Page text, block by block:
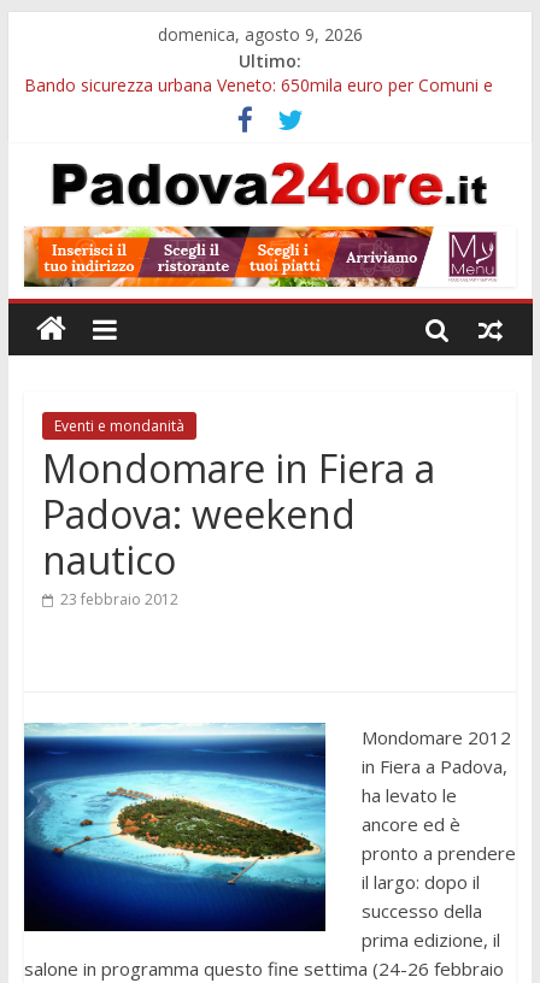
domenica, agosto 9, 2026
Ultimo:
Bando sicurezza urbana Veneto: 650mila euro per Comuni e
Restauro 2026, chiuse le domande: 2,5 milioni per formare
nuove competenze in Veneto
Calici di Stelle Arzergrande: astronomia, musica e sapori al
Notizie di Padova alle ore 10: censimento a Monselice, arresto
antidroga e siccità
Notizie di Padova alle ore 23: maltrattamenti, arresto a
Limena e progetto Cool Shop
Eventi e mondanità
Mondomare in Fiera a
Padova: weekend
nautico
23 febbraio 2012
Mondomare 2012
in Fiera a Padova,
ha levato le
ancore ed è
pronto a prendere
il largo: dopo il
successo della
prima edizione, il
salone in programma questo fine settima (24-26 febbraio